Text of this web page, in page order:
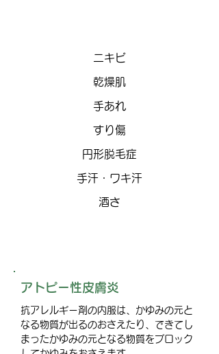
​ニキビ
​乾燥肌
​手あれ
​すり傷
円形脱毛症
手汗・ワキ汗
​酒さ
アトピー性皮膚炎
抗アレルギー剤の内服は、かゆみの元と
なる物質が出るのおさえたり、できてし
まったかゆみの元となる物質をブロック